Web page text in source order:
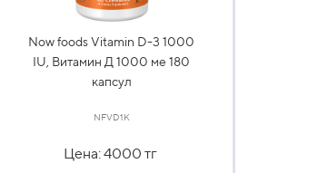
Now foods Vitamin D-3 1000
IU, Витамин Д 1000 ме 180
капсул
NFVD1K
Цена: 4000 тг